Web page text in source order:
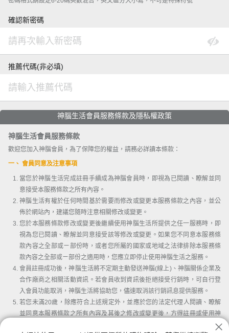
確認新密碼
推薦代碼(非必填)
神腦生活會員服務條款及隱私權政策
神腦生活會員服務條款
歡迎您加入神腦會員，為了保障您的權益，請務必詳讀本條款：
一、 會員同意及注意事項
當您於神腦生活完成註冊手續成為神腦會員時，即視為已閱讀、瞭解並同
意接受本服務條款之所有內容。
神腦生活有權於任何時間基於需要而修改或變更本服務條款之內容，並公
佈於網站內，建議您隨時注意相關修改或變更。
您於本服務條款修改或變更後繼續使用神腦生活所提供之任一服務時，即
視為您已閱讀、瞭解並同意接受該等修改或變更。如果您不同意本服務條
款內容之全部或ㄧ部份時，或者您所屬的國家或地域之法律排除本服務條
款內容之全部或ㄧ部份之適用時，您應立即停止使用神腦生活之服務。
會員註冊成功後，神腦生活將不定期主動發送神腦(線上)、神腦關係企業及
合作廠商之相關活動資訊。若會員收到資訊後拒絕接受行銷時，可自行登
入會員功能取消，神腦生活將協助您，儘速取消該行銷訊息提供服務。
若您未滿20歲，除應符合上述規定外，並應於您的法定代理人閱讀、瞭解
並同意本服務條款之所有內容及其後之修改或變更後，方得註冊或使用神
腦生活。當您使用或繼續使用神腦生活所提供之任一服務時，即推定您的